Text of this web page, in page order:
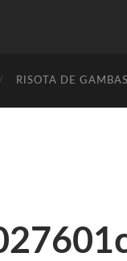
RISOTA DE GAMBAS